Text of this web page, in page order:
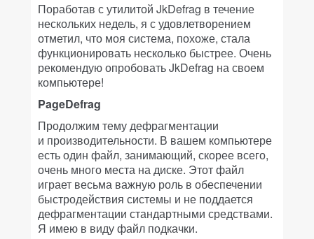
Поработав с утилитой JkDefrag в течение
нескольких недель, я с удовлетворением
отметил, что моя система, похоже, стала
функционировать несколько быстрее. Очень
рекомендую опробовать JkDefrag на своем
компьютере!
PageDefrag
Продолжим тему дефрагментации
и производительности. В вашем компьютере
есть один файл, занимающий, скорее всего,
очень много места на диске. Этот файл
играет весьма важную роль в обеспечении
быстродействия системы и не поддается
дефрагментации стандартными средствами.
Я имею в виду файл подкачки.